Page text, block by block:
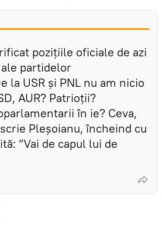
pozițiile oficiale de azi
partidelor
la USR și PNL nu am nicio
AUR? Patrioții?
în ie? Ceva,
Pleșoianu, încheind cu
”Vai de capul lui de